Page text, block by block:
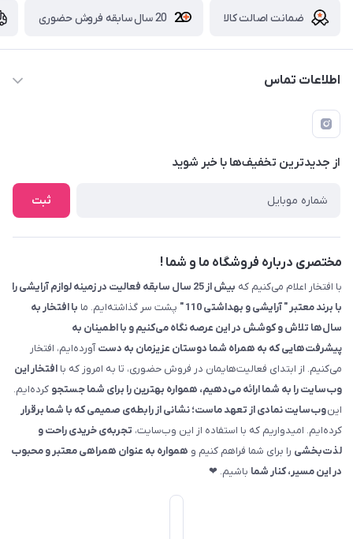
ضمانت اصالت کالا 20 سال سابقه فروش حضوری
اطلاعات تماس
09229839700 - 08338354666
info@cosmetics110.com
کرمانشاه ، بلوار نوبهار ، بین کوی ۱۱۰ و ۱۱۲ ، آرایشی و بهداشتی ۱۱۰
از جدید‌ترین تخفیف‌ها با‌ خبر شوید
ثبت
مختصری درباره فروشگاه ما و شما !
با افتخار اعلام می‌کنیم که
بیش از 25 سال سابقه فعالیت در زمینه لوازم آرایشی را
با برند معتبر " آرایشی و بهداشتی 110 "
پشت سر گذاشته‌ایم. ما با افتخار به
سال‌ها تلاش و کوشش در این عرصه نگاه می‌کنیم و با اطمینان به
پیشرفت‌هایی که به همراه شما دوستان عزیزمان به دستآورده‌ایم، افتخار
می‌کنیم. از ابتدای فعالیت‌هایمان در فروش حضوری، تا به امروز که با افتخار این
وب‌سایت را به شما ارائه می‌دهیم، همواره بهترین را برای شما جستجو کرده‌ایم.
اینوب‌سایت نمادی از تعهد ماست؛ نشانی از رابطه‌ی صمیمی که با شما برقرار
کرده‌ایم. امیدواریم که با استفاده از این وب‌سایت، تجربه‌ی خریدی راحت و
لذت‌بخشی را برای شما فراهم کنیم و همواره به عنوان همراهی معتبر و محبوب
در این مسیر، کنار شما باشیم. ❤